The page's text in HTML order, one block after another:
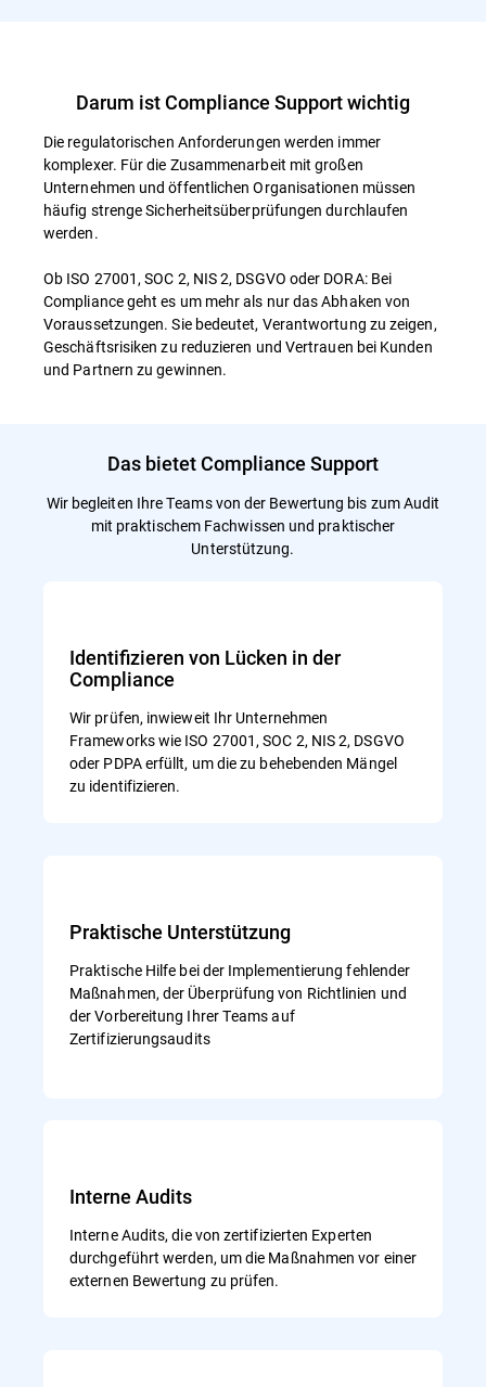
Darum ist Compliance Support wichtig
Die regulatorischen Anforderungen werden immer
komplexer. Für die Zusammenarbeit mit großen
Unternehmen und öffentlichen Organisationen müssen
häufig strenge Sicherheitsüberprüfungen durchlaufen
werden.
Ob ISO 27001, SOC 2, NIS 2, DSGVO oder DORA: Bei
Compliance geht es um mehr als nur das Abhaken von
Voraussetzungen. Sie bedeutet, Verantwortung zu zeigen,
Geschäftsrisiken zu reduzieren und Vertrauen bei Kunden
und Partnern zu gewinnen.
Das bietet Compliance Support
Wir begleiten Ihre Teams von der Bewertung bis zum Audit
mit praktischem Fachwissen und praktischer
Unterstützung.
Identifizieren von Lücken in der
Compliance
Wir prüfen, inwieweit Ihr Unternehmen
Frameworks wie ISO 27001, SOC 2, NIS 2, DSGVO
oder PDPA erfüllt, um die zu behebenden Mängel
zu identifizieren.
Praktische Unterstützung
Praktische Hilfe bei der Implementierung fehlender
Maßnahmen, der Überprüfung von Richtlinien und
der Vorbereitung Ihrer Teams auf
Zertifizierungsaudits
Interne Audits
Interne Audits, die von zertifizierten Experten
durchgeführt werden, um die Maßnahmen vor einer
externen Bewertung zu prüfen.